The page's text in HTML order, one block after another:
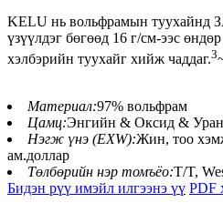
KELU нь вольфрамын туухайнд
үзүүлдэг бөгөөд 16 г/см-ээс
хэлбэрийн туухайг хийж чаддаг.3
Материал:97% вольфрам
Цамц:Энгийн & Оксид & Уран
Нэгж үнэ (EXW):Жин, тоо
ам.доллар
Төлбөрийн нэр томъёо:T/T,
Бидэн рүү имэйл илгээнэ үү PDF